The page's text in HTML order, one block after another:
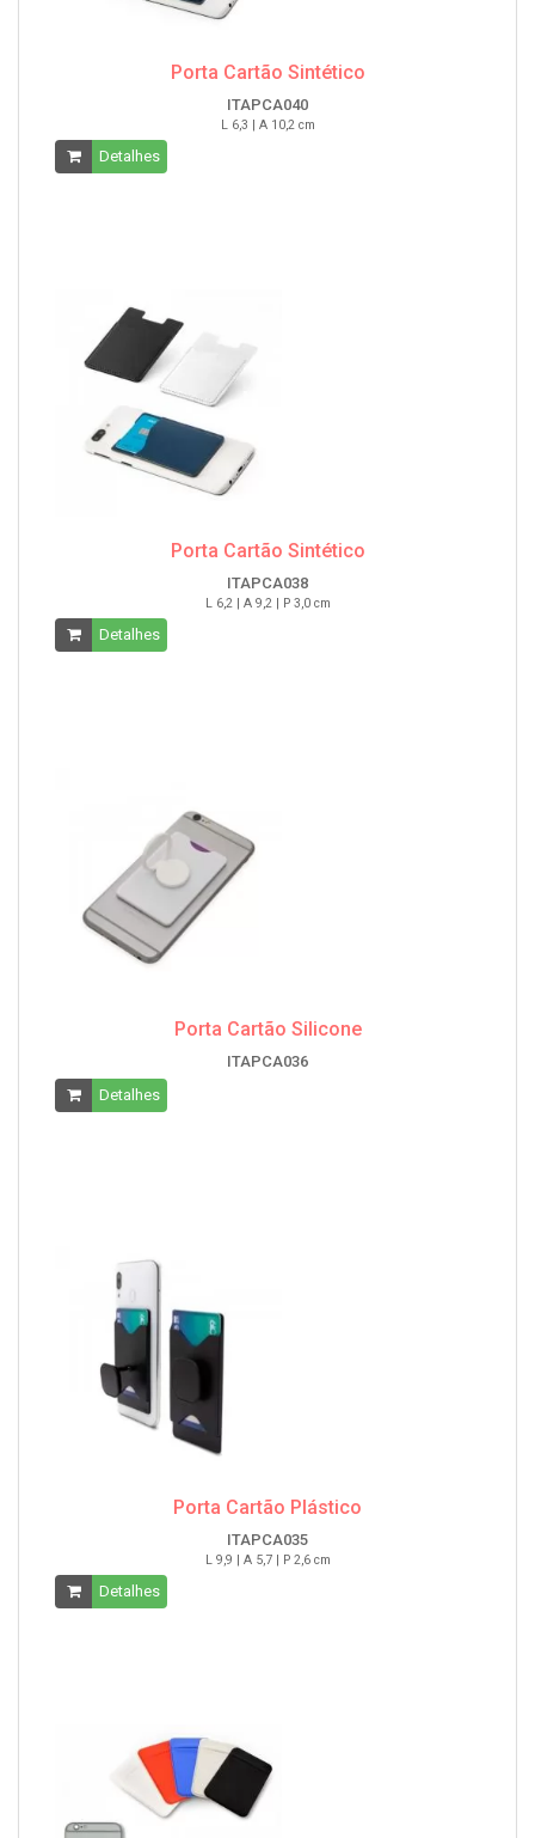
Porta Cartão Sintético
ITAPCA040
L 6,3 | A 10,2 cm
Detalhes
Porta Cartão Sintético
ITAPCA038
L 6,2 | A 9,2 | P 3,0 cm
Detalhes
Porta Cartão Silicone
ITAPCA036
Detalhes
Porta Cartão Plástico
ITAPCA035
L 9,9 | A 5,7 | P 2,6 cm
Detalhes